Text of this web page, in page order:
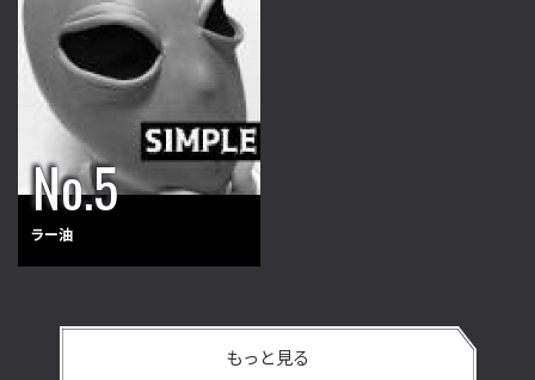
ラー油
もっと見る